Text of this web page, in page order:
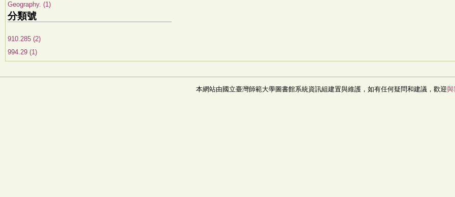
Geography. (1)
分類號
910.285 (2)
994.29 (1)
本網站由國立臺灣師範大學圖書館系統資訊組建置與維護，如有任何疑問和建議，歡迎與